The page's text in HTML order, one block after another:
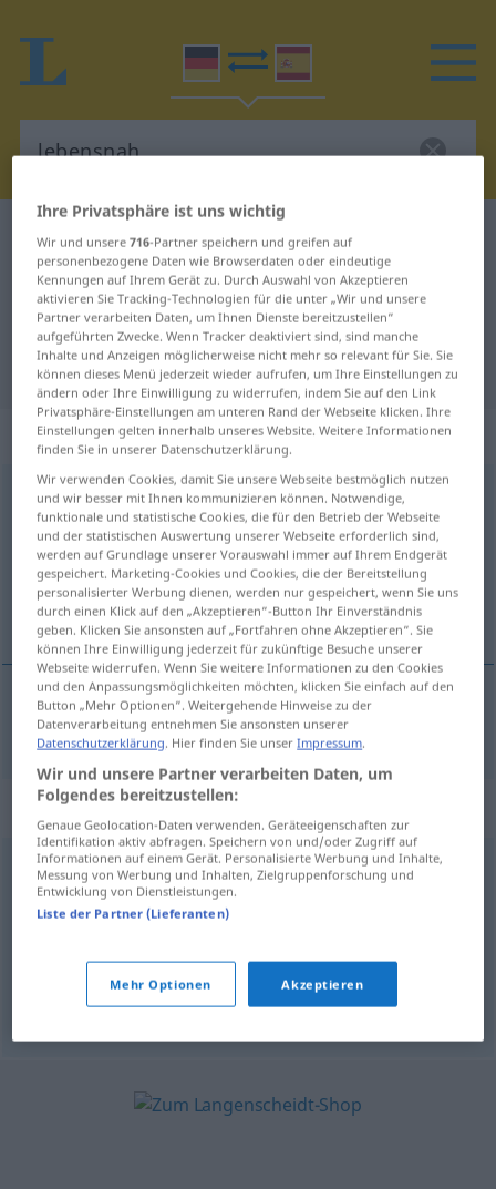
Deutsch-Spanisch Wörterbuch lebensnah
Deutsch-Spanisch Übersetzung für
"lebensnah"
"lebensnah" Spanisch Übersetzung
„lebensnah“: Adjektiv
lebensnahadj
Übersicht aller Übersetzungen
(Für mehr Details die Übersetzung anklicken/antippen)
realista
realista lebensnah
Synonyme für "lebensnah"
lebensecht,wirklichkeitsnah,realistisch
Ihre Privatsphäre ist uns wichtig
Wir und unsere716-Partner speichern und greifen auf
personenbezogene Daten wie Browserdaten oder eindeutige
Kennungen auf Ihrem Gerät zu. Durch Auswahl von Akzeptieren
aktivieren Sie Tracking-Technologien für die unter „Wir und unsere
Partner verarbeiten Daten, um Ihnen Dienste bereitzustellen“
aufgeführten Zwecke. Wenn Tracker deaktiviert sind, sind manche
Inhalte und Anzeigen möglicherweise nicht mehr so relevant für Sie. Sie
können dieses Menü jederzeit wieder aufrufen, um Ihre Einstellungen zu
ändern oder Ihre Einwilligung zu widerrufen, indem Sie auf den Link
Privatsphäre-Einstellungen am unteren Rand der Webseite klicken. Ihre
Einstellungen gelten innerhalb unseres Website. Weitere Informationen
finden Sie in unserer Datenschutzerklärung.
Wir verwenden Cookies, damit Sie unsere Webseite bestmöglich nutzen
und wir besser mit Ihnen kommunizieren können. Notwendige,
funktionale und statistische Cookies, die für den Betrieb der Webseite
und der statistischen Auswertung unserer Webseite erforderlich sind,
werden auf Grundlage unserer Vorauswahl immer auf Ihrem Endgerät
gespeichert. Marketing-Cookies und Cookies, die der Bereitstellung
personalisierter Werbung dienen, werden nur gespeichert, wenn Sie uns
durch einen Klick auf den „Akzeptieren“-Button Ihr Einverständnis
geben. Klicken Sie ansonsten auf „Fortfahren ohne Akzeptieren“. Sie
können Ihre Einwilligung jederzeit für zukünftige Besuche unserer
Webseite widerrufen. Wenn Sie weitere Informationen zu den Cookies
und den Anpassungsmöglichkeiten möchten, klicken Sie einfach auf den
Button „Mehr Optionen“. Weitergehende Hinweise zu der
Datenverarbeitung entnehmen Sie ansonsten unserer
Datenschutzerklärung. Hier finden Sie unserImpressum.
Wir und unsere Partner verarbeiten Daten, um
Folgendes bereitzustellen:
Genaue Geolocation-Daten verwenden. Geräteeigenschaften zur
Identifikation aktiv abfragen. Speichern von und/oder Zugriff auf
Informationen auf einem Gerät. Personalisierte Werbung und Inhalte,
Messung von Werbung und Inhalten, Zielgruppenforschung und
Entwicklung von Dienstleistungen.
Liste der Partner (Lieferanten)
Mehr Optionen Akzeptieren